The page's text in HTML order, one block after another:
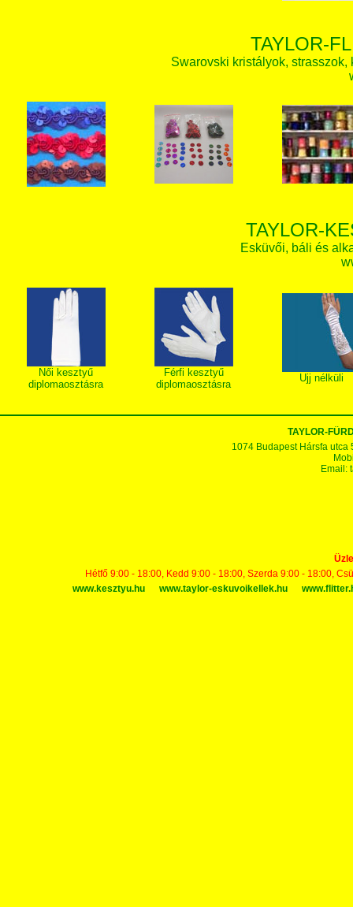
TAYLOR-
Swarovski kristályok,
TAYLOR-
Esküvői, báli és
Női kesztyű
diplomaosztásra
Férfi kesztyű
diplomaosztásra
Ujj nélküli
TAYLOR-
1074 Budapest Hársfa utca
Email:
Hétfő 9:00 - 18:00, Kedd 9:00 - 18:00, Szerda 9:00 - 18:00,
www.kesztyu.hu
www.taylor-eskuvoikellek.hu